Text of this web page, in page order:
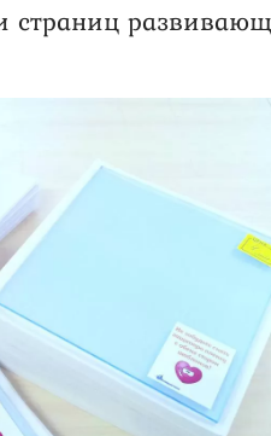
страниц